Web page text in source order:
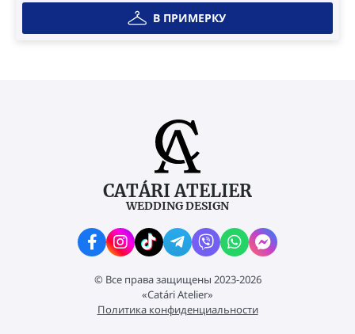
В ПРИМЕРКУ
CATÁRI ATELIER
WEDDING DESIGN
© Все права защищены 2023-2026
«Catári Atelier»
Политика конфиденциальности